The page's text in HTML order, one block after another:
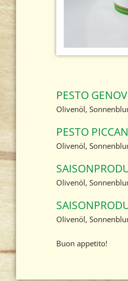
PESTO
Olivenöl,
PESTO
Olivenöl,
Olivenöl,
Olivenöl,
Buon appetito!